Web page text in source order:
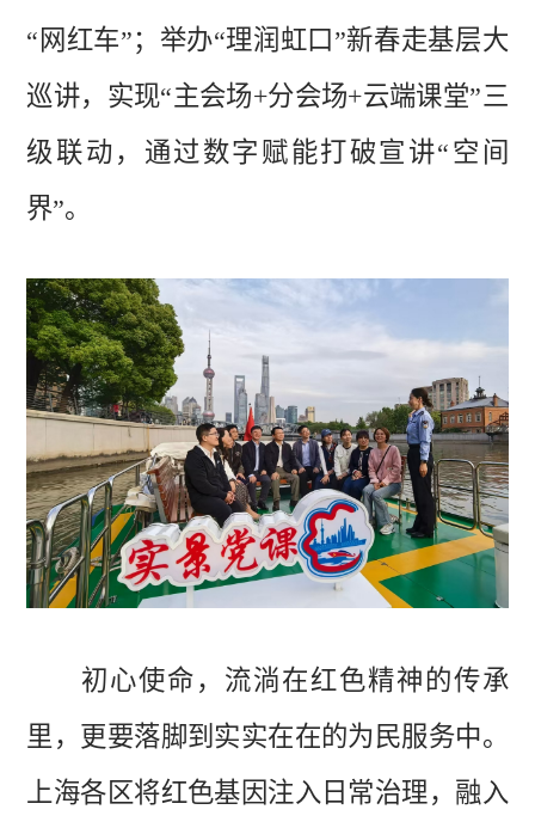
“网红车”；举办“理润虹口”新春走基层大
巡讲，实现“主会场+分会场+云端课堂”三
级联动，通过数字赋能打破宣讲“空间
界”。
初心使命，流淌在红色精神的传承
里，更要落脚到实实在在的为民服务中。
上海各区将红色基因注入日常治理，融入